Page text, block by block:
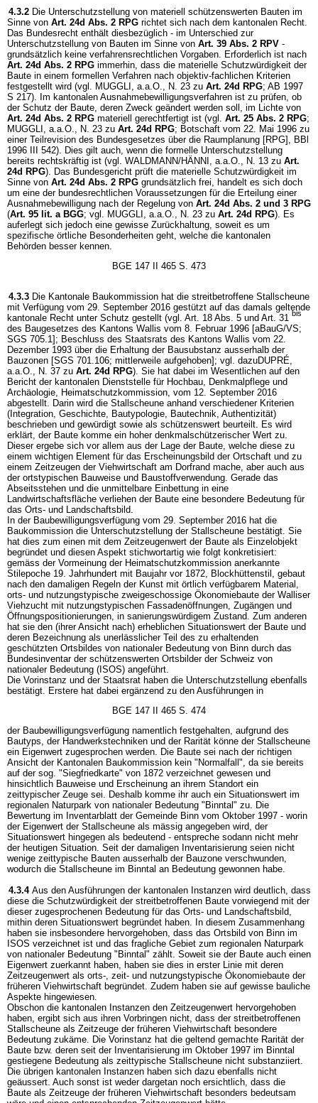
4.3.2 Die Unterschutzstellung von materiell schützenswerten Bauten im
Sinne von Art. 24d Abs. 2 RPG richtet sich nach dem kantonalen Recht.
Das Bundesrecht enthält diesbezüglich - im Unterschied zur
Unterschutzstellung von Bauten im Sinne von Art. 39 Abs. 2 RPV -
grundsätzlich keine verfahrensrechtlichen Vorgaben. Erforderlich ist nach
Art. 24d Abs. 2 RPG immerhin, dass die materielle Schutzwürdigkeit der
Baute in einem formellen Verfahren nach objektiv-fachlichen Kriterien
festgestellt wird (vgl. MUGGLI, a.a.O., N. 23 zu Art. 24d RPG; AB 1997
S 217). Im kantonalen Ausnahmebewilligungsverfahren ist zu prüfen, ob
der Schutz der Baute, deren Zweck geändert werden soll, im Lichte von
Art. 24d Abs. 2 RPG materiell gerechtfertigt ist (vgl. Art. 25 Abs. 2 RPG;
MUGGLI, a.a.O., N. 23 zu Art. 24d RPG; Botschaft vom 22. Mai 1996 zu
einer Teilrevision des Bundesgesetzes über die Raumplanung [RPG], BBl
1996 III 542). Dies gilt auch, wenn die formelle Unterschutzstellung
bereits rechtskräftig ist (vgl. WALDMANN/HÄNNI, a.a.O., N. 13 zu Art.
24d RPG). Das Bundesgericht prüft die materielle Schutzwürdigkeit im
Sinne von Art. 24d Abs. 2 RPG grundsätzlich frei, handelt es sich doch
um eine der bundesrechtlichen Voraussetzungen für die Erteilung einer
Ausnahmebewilligung nach der Regelung von Art. 24d Abs. 2 und 3 RPG
(Art. 95 lit. a BGG; vgl. MUGGLI, a.a.O., N. 23 zu Art. 24d RPG). Es
auferlegt sich jedoch eine gewisse Zurückhaltung, soweit es um
spezifische örtliche Besonderheiten geht, welche die kantonalen
Behörden besser kennen.
BGE 147 II 465 S. 473
4.3.3 Die Kantonale Baukommission hat die streitbetroffene Stallscheune
mit Verfügung vom 29. September 2016 gestützt auf das damals geltende
kantonale Recht unter Schutz gestellt (vgl. Art. 18 Abs. 5 und Art. 31 bis
des Baugesetzes des Kantons Wallis vom 8. Februar 1996 [aBauG/VS;
SGS 705.1]; Beschluss des Staatsrats des Kantons Wallis vom 22.
Dezember 1993 über die Erhaltung der Bausubstanz ausserhalb der
Bauzonen [SGS 701.106; mittlerweile aufgehoben]; vgl. dazuDUPRÉ,
a.a.O., N. 37 zu Art. 24d RPG). Sie hat dabei im Wesentlichen auf den
Bericht der kantonalen Dienststelle für Hochbau, Denkmalpflege und
Archäologie, Heimatschutzkommission, vom 12. September 2016
abgestellt. Darin wird die Stallscheune anhand verschiedener Kriterien
(Integration, Geschichte, Bautypologie, Bautechnik, Authentizität)
beschrieben und gewürdigt sowie als schützenswert beurteilt. Es wird
erklärt, der Baute komme ein hoher denkmalschützerischer Wert zu.
Dieser ergebe sich vor allem aus der Lage der Baute, welche diese zu
einem wichtigen Element für das Erscheinungsbild der Ortschaft und zu
einem Zeitzeugen der Viehwirtschaft am Dorfrand mache, aber auch aus
der ortstypischen Bauweise und Baustoffverwendung. Gerade das
Abseitsstehen und die unmittelbare Einbettung in eine
Landwirtschaftsfläche verliehen der Baute eine besondere Bedeutung für
das Orts- und Landschaftsbild.
In der Baubewilligungsverfügung vom 29. September 2016 hat die
Baukommission die Unterschutzstellung der Stallscheune bestätigt. Sie
hat dies zum einen mit dem Zeitzeugenwert der Baute als Einzelobjekt
begründet und diesen Aspekt stichwortartig wie folgt konkretisiert:
gemäss der Vormeinung der Heimatschutzkommission anerkannte
Stilepoche 19. Jahrhundert mit Baujahr vor 1872, Blockhüttenstil, gebaut
nach den damaligen Regeln der Kunst mit örtlich verfügbarem Material,
orts- und nutzungstypische zweigeschossige Ökonomiebaute der Walliser
Viehzucht mit nutzungstypischen Fassadenöffnungen, Zugängen und
Öffnungspositionierungen, in sanierungswürdigem Zustand. Zum anderen
hat sie den (ihrer Ansicht nach) erheblichen Situationswert der Baute und
deren Bezeichnung als unerlässlicher Teil des zu erhaltenden
geschützten Ortsbildes von nationaler Bedeutung von Binn durch das
Bundesinventar der schützenswerten Ortsbilder der Schweiz von
nationaler Bedeutung (ISOS) angeführt.
Die Vorinstanz und der Staatsrat haben die Unterschutzstellung ebenfalls
bestätigt. Erstere hat dabei ergänzend zu den Ausführungen in
BGE 147 II 465 S. 474
der Baubewilligungsverfügung namentlich festgehalten, aufgrund des
Bautyps, der Handwerkstechniken und der Rarität könne der Stallscheune
ein Eigenwert zugesprochen werden. Die Baute sei nach der richtigen
Ansicht der Kantonalen Baukommission kein "Normalfall", da sie bereits
auf der sog. "Siegfriedkarte" von 1872 verzeichnet gewesen und
hinsichtlich Bauweise und Erscheinung an ihrem Standort ein
zeittypischer Zeuge sei. Deshalb komme ihr auch ein Situationswert im
regionalen Naturpark von nationaler Bedeutung "Binntal" zu. Die
Bewertung im Inventarblatt der Gemeinde Binn vom Oktober 1997 - worin
der Eigenwert der Stallscheune als mässig angegeben wird, der
Situationswert hingegen als bedeutend - entspreche sodann nicht mehr
der heutigen Situation. Seit der damaligen Inventarisierung seien nicht
wenige zeittypische Bauten ausserhalb der Bauzone verschwunden,
wodurch die Stallscheune im Binntal an Bedeutung gewonnen habe.
4.3.4 Aus den Ausführungen der kantonalen Instanzen wird deutlich, dass
diese die Schutzwürdigkeit der streitbetroffenen Baute vorwiegend mit der
dieser zugesprochenen Bedeutung für das Orts- und Landschaftsbild,
mithin deren Situationswert begründet haben. In diesem Zusammenhang
haben sie insbesondere hervorgehoben, dass das Ortsbild von Binn im
ISOS verzeichnet ist und das fragliche Gebiet zum regionalen Naturpark
von nationaler Bedeutung "Binntal" zählt. Soweit sie der Baute auch einen
Eigenwert zuerkannt haben, haben sie dies in erster Linie mit deren
Zeitzeugenwert als orts-, zeit- und nutzungstypische Ökonomiebaute der
früheren Viehwirtschaft begründet. Zudem haben sie auf gewisse bauliche
Aspekte hingewiesen.
Obschon die kantonalen Instanzen den Zeitzeugenwert hervorgehoben
haben, ergibt sich aus ihren Vorbringen nicht, dass der streitbetroffenen
Stallscheune als Zeitzeuge der früheren Viehwirtschaft besondere
Bedeutung zukäme. Die Vorinstanz hat die geltend gemachte Rarität der
Baute bzw. deren seit der Inventarisierung im Oktober 1997 im Binntal
gestiegene Bedeutung als zeittypische Stallscheune nicht substanziiert.
Die übrigen kantonalen Instanzen haben sich dazu ebenfalls nicht
geäussert. Auch sonst ist weder dargetan noch ersichtlich, dass die
Baute als Zeitzeuge der früheren Viehwirtschaft besonders bedeutsam